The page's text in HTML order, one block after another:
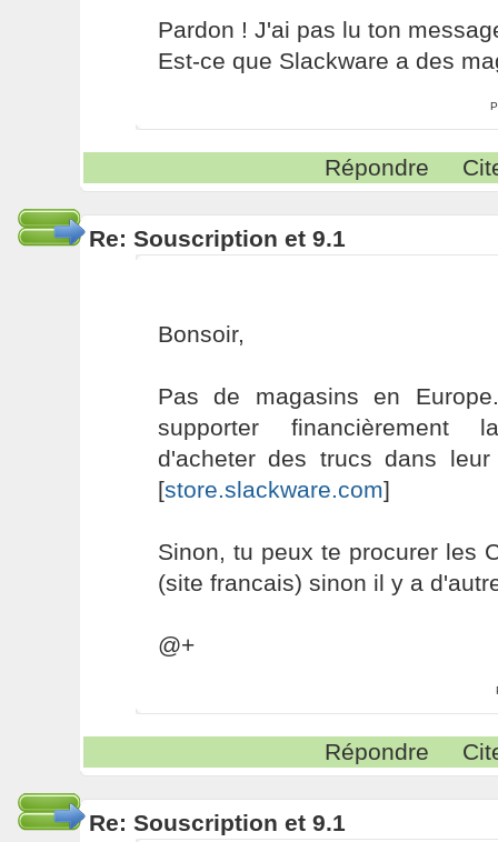
Pardon ! J'ai pas lu ton
Est-ce que Slackware a des
Répondre
Re: Souscription et 9.1
Bonsoir,
Pas de magasins en
supporter financièrement
d'acheter des trucs dans
[store.slackware.com]
Sinon, tu peux te procurer les
(site francais) sinon il y a
@+
Répondre
Re: Souscription et 9.1